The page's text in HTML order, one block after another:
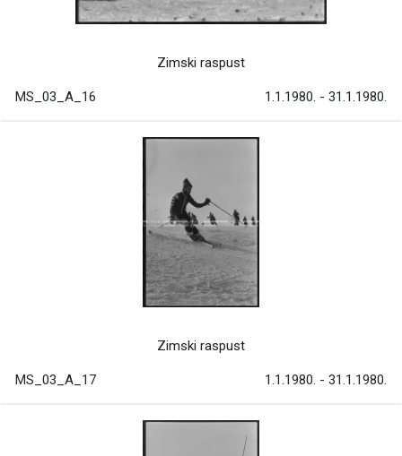
Zimski raspust
MS_03_A_16 1.1.1980. - 31.1.1980.
Zimski raspust
MS_03_A_17 1.1.1980. - 31.1.1980.